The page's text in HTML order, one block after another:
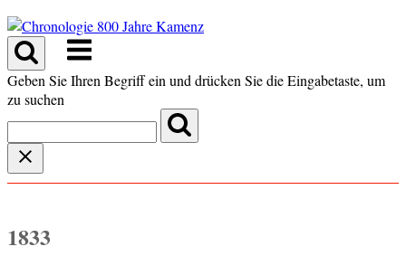
Skip
to
content
Menu
Geben Sie Ihren Begriff ein und drücken Sie die Eingabetaste, um
zu suchen
1833